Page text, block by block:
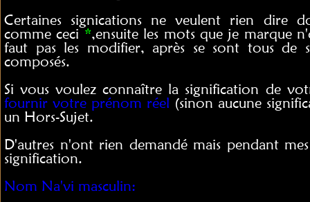
Certaines signications ne veulent rien dire
comme ceci*,ensuite les mots que je marque
faut pas les modifier, après se sont tous de
composés.
Si vous voulez connaître la signification de
fournir votre prénom réel (sinon aucune
un Hors-Sujet.
D'autres n'ont rien demandé mais pendant
signification.
Nom Na'vi masculin: